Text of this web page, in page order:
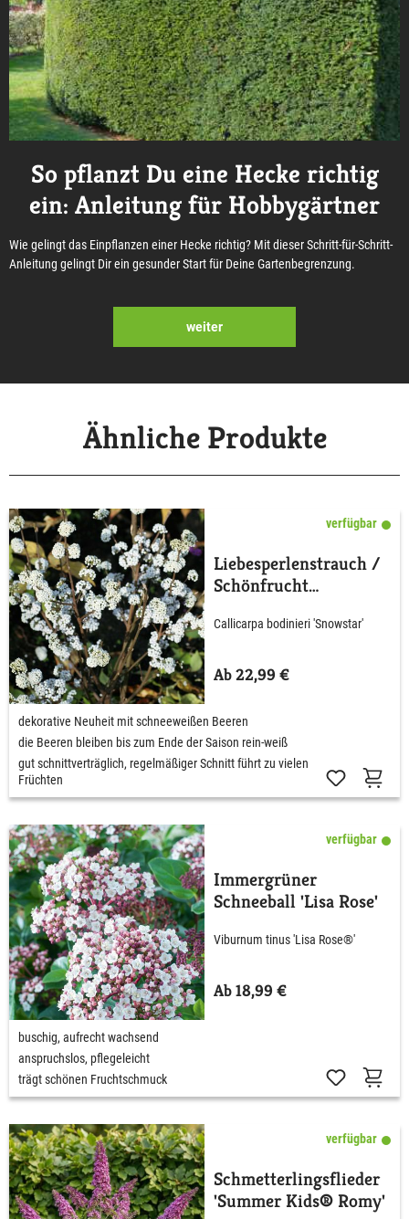
So pflanzt Du eine Hecke richtig
ein: Anleitung für Hobbygärtner
Wie gelingt das Einpflanzen einer Hecke richtig? Mit dieser Schritt-für-Schritt-
Anleitung gelingt Dir ein gesunder Start für Deine Gartenbegrenzung.
weiter
Ähnliche Produkte
verfügbar
Liebesperlenstrauch /
Schönfrucht
Callicarpa bodinieri 'Snowstar'
Ab 22,99 €
dekorative Neuheit mit schneeweißen Beeren
die Beeren bleiben bis zum Ende der Saison rein-weiß
gut schnittverträglich, regelmäßiger Schnitt führt zu vielen
Früchten
verfügbar
Immergrüner
Schneeball 'Lisa Rose'
Viburnum tinus 'Lisa Rose®'
Ab 18,99 €
buschig, aufrecht wachsend
anspruchslos, pflegeleicht
trägt schönen Fruchtschmuck
verfügbar
Schmetterlingsflieder
'Summer Kids® Romy'